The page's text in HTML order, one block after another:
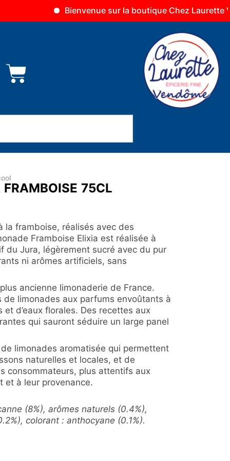
Bienvenue sur la boutique Chez Laurette Vendôme
75CL
la framboise, réalisés avec des
Framboise Elixia est réalisée à
du Jura, légèrement sucré avec du pur
ni arômes artificiels, sans
ancienne limonaderie de France.
de limonades aux parfums envoûtants à
et d’eaux florales. Des recettes aux
qui sauront séduire un large panel
limonades aromatisée qui permettent
naturelles et locales, et de
consommateurs, plus attentifs aux
et à leur provenance.
(8%), arômes naturels (0.4%),
colorant : anthocyane (0.1%).